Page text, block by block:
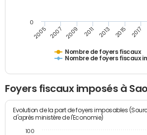
Nombre de foyers fiscaux
Nombre de foyers fiscaux
2005 2007 2009 2011 2013 2015 2017
0
Foyers fiscaux imposés à
Evolution de la part de foyers imposables
d'après ministère de l'Economie)
100